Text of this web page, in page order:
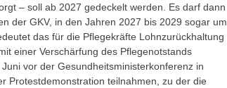
– soll ab 2027 gedeckelt werden. Es darf dann
der GKV, in den Jahren 2027 bis 2029 sogar um
das für die Pflegekräfte Lohnzurückhaltung
einer Verschärfung des Pflegenotstands
vor der Gesundheitsministerkonferenz in
Protestdemonstration teilnahmen, zu der die